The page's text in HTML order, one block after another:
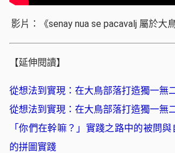
影片：《senay nua se pacavalj 屬於大
【延伸閱讀】
從想法到實現：在大鳥部落打造獨一無
從想法到實現：在大鳥部落打造獨一無
「你們在幹嘛？」實踐之路中的被問
的拼圖實踐